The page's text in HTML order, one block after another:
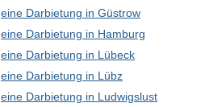
eine Darbietung in Güstrow
eine Darbietung in Hamburg
eine Darbietung in Lübeck
eine Darbietung in Lübz
eine Darbietung in Ludwigslust